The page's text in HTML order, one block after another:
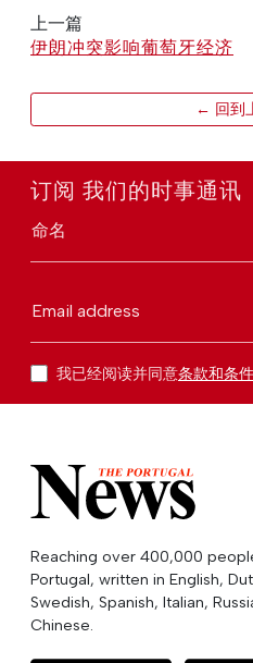
上一篇
伊朗冲突影响葡萄牙经济
← 回到
订阅 我们的时事通讯
命名
Email address
我已经阅读并同意条款和条件
Reaching over 400,000
Portugal, written in English,
Swedish, Spanish, Italian,
Chinese.